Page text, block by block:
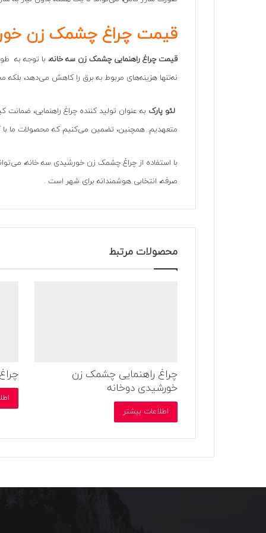
قیمت چراغ چشمک زن
قیمت چراغ راهنمایی چشمک زن سه خانه، با توجه به
نه‌تنها هزینه‌های مربوط به برق را کاهش می‌دهد،
لئو پارک به عنوان تولید کننده چراغ راهنمایی،
متعهدیم. همچنین، تضمین می‌کنیم که محصولات ما با
با استفاده از چراغ چشمک زن خورشیدی سه خانه،
صرفه، انتخابی هوشمندانه برای شهر است .
محصولات مرتبط
چراغ راهنمایی چشمک زن
خورشیدی دوخانه
اطلاعات بیشتر